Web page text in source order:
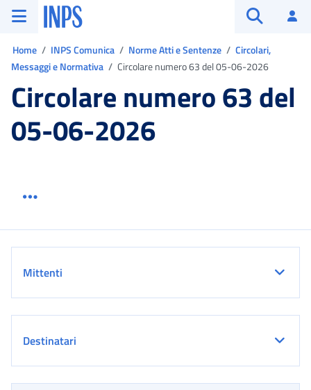
Vai al menu principale
Vai al contenuto principale
Vai al pie' di pagina
INPS ()
Home INPS Comunica Norme Atti e Sentenze
Circolari,
Messaggi e Normativa
Circolare numero 63 del 05-06-2026
Circolare numero 63 del
05-06-2026
Mittenti
Destinatari